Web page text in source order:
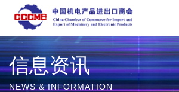
信息资讯
NEWS & INFORMATION